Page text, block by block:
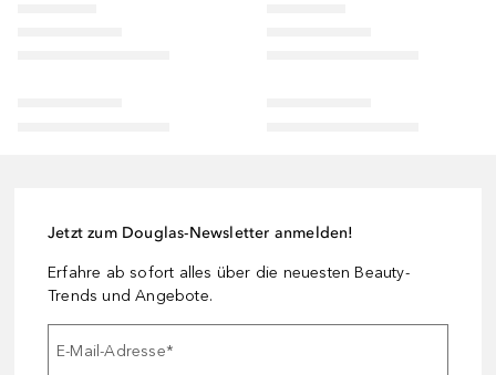
Jetzt zum Douglas-Newsletter anmelden!
Erfahre ab sofort alles über die neuesten Beauty-
Trends und Angebote.
E-Mail-Adresse*